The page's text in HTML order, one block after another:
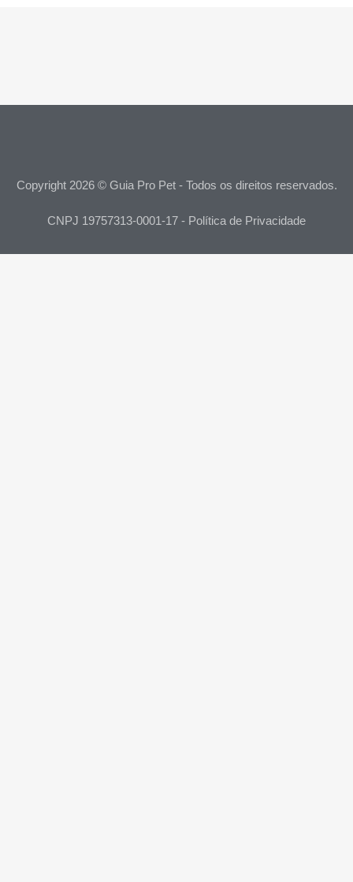
Copyright 2026 © Guia Pro Pet - Todos os direitos reservados.
CNPJ 19757313-0001-17 - Política de Privacidade